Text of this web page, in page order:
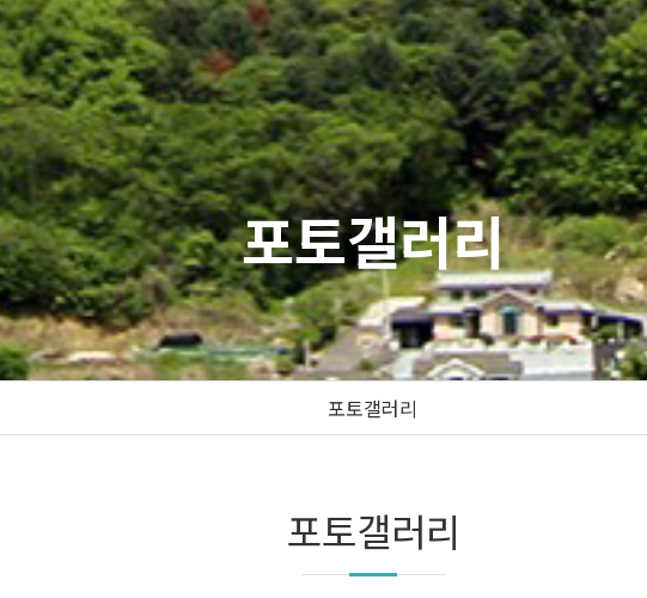
포토갤러리
포토갤러리
포토갤러리